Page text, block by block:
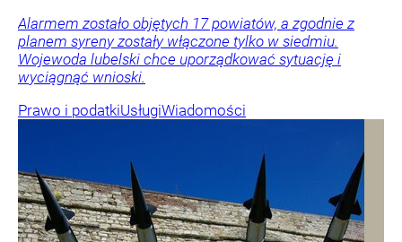
Alarmem zostało objętych 17 powiatów, a zgodnie z
planem syreny zostały włączone tylko w siedmiu.
Wojewoda lubelski chce uporządkować sytuację i
wyciągnąć wnioski.
Prawo i podatkiUsługiWiadomości